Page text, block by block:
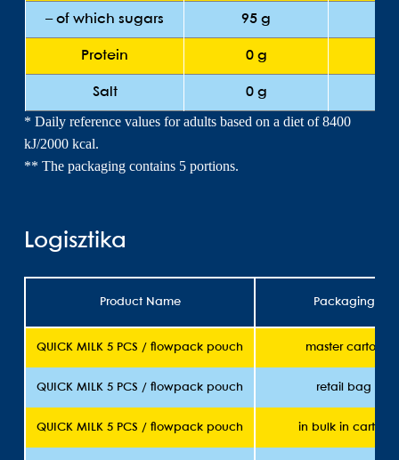
– of which sugars 95 g
Protein 0 g
Salt 0 g
* Daily reference values for adults based on a diet of 8400
kJ/2000 kcal.
** The packaging contains 5 portions.
Logisztika
Product Name Packaging
QUICK MILK 5 PCS / flowpack pouch master carton
QUICK MILK 5 PCS / flowpack pouch retail bag
QUICK MILK 5 PCS / flowpack pouch in bulk in carton